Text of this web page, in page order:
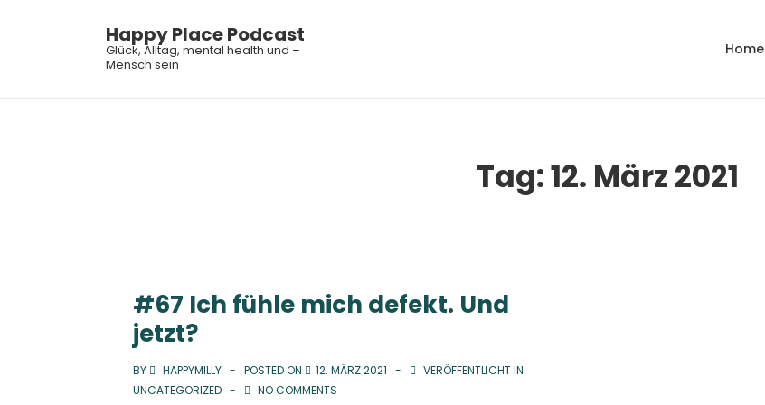
Happy Place Podcast
Glück, Alltag, mental health und –
Mensch sein
Home
Tag:12. März 2021
#67 Ich fühle mich defekt. Und
jetzt?
BY HAPPYMILLY POSTED ON 12. MÄRZ 2021
VERÖFFENTLICHT IN
UNCATEGORIZED
NO COMMENTS